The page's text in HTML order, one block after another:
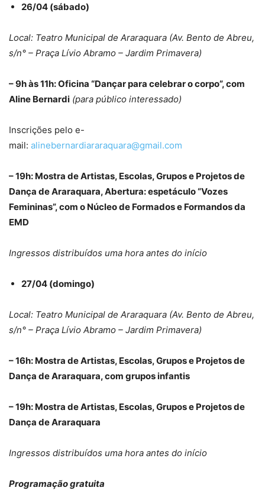
26/04 (sábado)
Local: Teatro Municipal de Araraquara (Av. Bento de Abreu,
s/n° – Praça Lívio Abramo – Jardim Primavera)
– 9h às 11h: Oficina “Dançar para celebrar o corpo”, com
Aline Bernardi (para público interessado)
Inscrições pelo e-
mail: alinebernardiararaquara@gmail.com
– 19h: Mostra de Artistas, Escolas, Grupos e Projetos de
Dança de Araraquara, Abertura: espetáculo “Vozes
Femininas”, com o Núcleo de Formados e Formandos da
EMD
Ingressos distribuídos uma hora antes do início
27/04 (domingo)
Local: Teatro Municipal de Araraquara (Av. Bento de Abreu,
s/n° – Praça Lívio Abramo – Jardim Primavera)
– 16h: Mostra de Artistas, Escolas, Grupos e Projetos de
Dança de Araraquara, com grupos infantis
– 19h: Mostra de Artistas, Escolas, Grupos e Projetos de
Dança de Araraquara
Ingressos distribuídos uma hora antes do início
Programação gratuita